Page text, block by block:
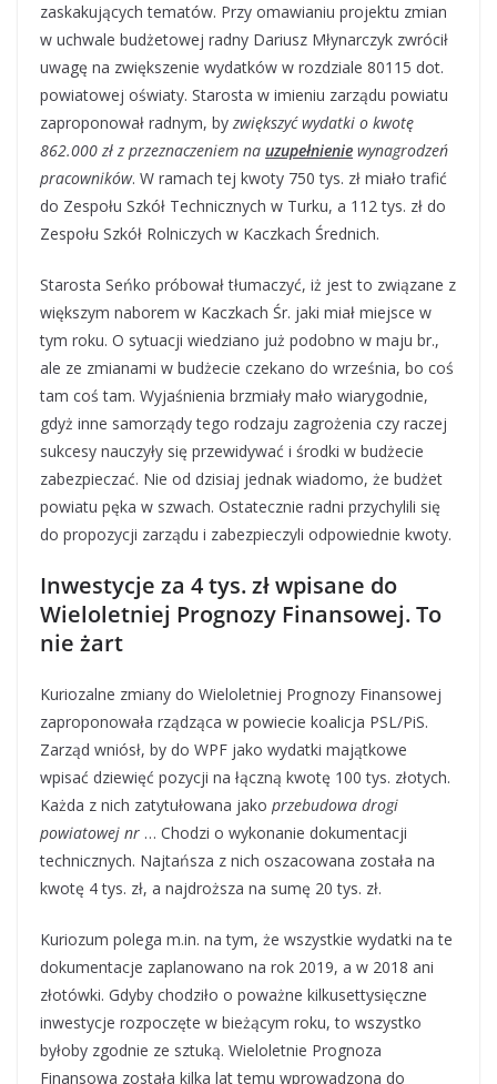
zaskakujących tematów. Przy omawianiu projektu zmian
w uchwale budżetowej radny Dariusz Młynarczyk zwrócił
uwagę na zwiększenie wydatków w rozdziale 80115 dot.
powiatowej oświaty. Starosta w imieniu zarządu powiatu
zaproponował radnym, by zwiększyć wydatki o kwotę
862.000 zł z przeznaczeniem na uzupełnienie wynagrodzeń
pracowników. W ramach tej kwoty 750 tys. zł miało trafić
do Zespołu Szkół Technicznych w Turku, a 112 tys. zł do
Zespołu Szkół Rolniczych w Kaczkach Średnich.
Starosta Seńko próbował tłumaczyć, iż jest to związane z
większym naborem w Kaczkach Śr. jaki miał miejsce w
tym roku. O sytuacji wiedziano już podobno w maju br.,
ale ze zmianami w budżecie czekano do września, bo coś
tam coś tam. Wyjaśnienia brzmiały mało wiarygodnie,
gdyż inne samorządy tego rodzaju zagrożenia czy raczej
sukcesy nauczyły się przewidywać i środki w budżecie
zabezpieczać. Nie od dzisiaj jednak wiadomo, że budżet
powiatu pęka w szwach. Ostatecznie radni przychylili się
do propozycji zarządu i zabezpieczyli odpowiednie kwoty.
Inwestycje za 4 tys. zł wpisane do
Wieloletniej Prognozy Finansowej. To
nie żart
Kuriozalne zmiany do Wieloletniej Prognozy Finansowej
zaproponowała rządząca w powiecie koalicja PSL/PiS.
Zarząd wniósł, by do WPF jako wydatki majątkowe
wpisać dziewięć pozycji na łączną kwotę 100 tys. złotych.
Każda z nich zatytułowana jako przebudowa drogi
powiatowej nr … Chodzi o wykonanie dokumentacji
technicznych. Najtańsza z nich oszacowana została na
kwotę 4 tys. zł, a najdroższa na sumę 20 tys. zł.
Kuriozum polega m.in. na tym, że wszystkie wydatki na te
dokumentacje zaplanowano na rok 2019, a w 2018 ani
złotówki. Gdyby chodziło o poważne kilkusettysięczne
inwestycje rozpoczęte w bieżącym roku, to wszystko
byłoby zgodnie ze sztuką. Wieloletnie Prognoza
Finansowa została kilka lat temu wprowadzona do